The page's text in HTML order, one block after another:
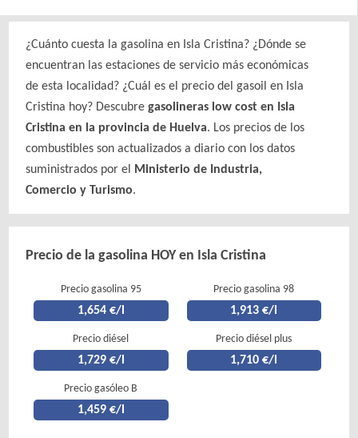
¿Cuánto cuesta la gasolina en Isla Cristina? ¿Dónde se
encuentran las estaciones de servicio más económicas
de esta localidad? ¿Cuál es el precio del gasoil en Isla
Cristina hoy? Descubregasolineras low cost en Isla
Cristina en la provincia de Huelva. Los precios de los
combustibles son actualizados a diario con los datos
suministrados por el
Ministerio de Industria,
Comercio y Turismo.
Precio de la gasolina HOY en Isla Cristina
Precio gasolina 95
1,654 €/l
Precio gasolina 98
1,913 €/l
Precio diésel
1,729 €/l
Precio diésel plus
1,710 €/l
Precio gasóleo B
1,459 €/l